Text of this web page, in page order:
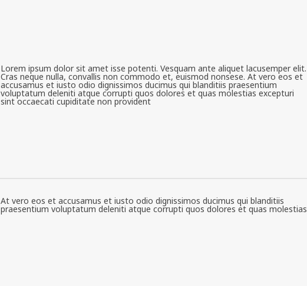
Lorem ipsum dolor sit amet isse potenti. Vesquam ante aliquet lacusemper elit.
Cras neque nulla, convallis non commodo et, euismod nonsese. At vero eos et
accusamus et iusto odio dignissimos ducimus qui blanditiis praesentium
voluptatum deleniti atque corrupti quos dolores et quas molestias excepturi
sint occaecati cupiditate non provident
At vero eos et accusamus et iusto odio dignissimos ducimus qui blanditiis
praesentium voluptatum deleniti atque corrupti quos dolores et quas molestias